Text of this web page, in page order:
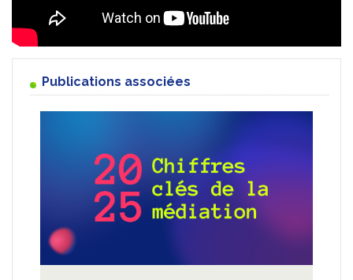
Publications associées